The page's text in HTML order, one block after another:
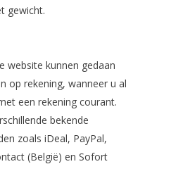
gewicht.
website kunnen gedaan
op rekening, wanneer u al
een rekening courant.
bekende
zoals iDeal, PayPal,
(België) en Sofort